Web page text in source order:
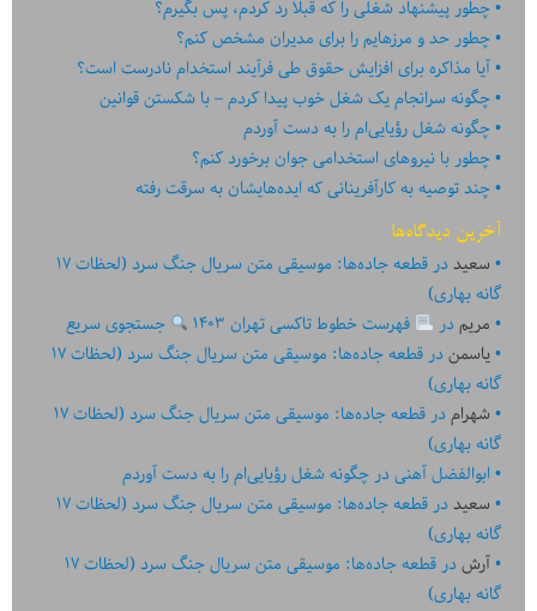
چطور پیشنهاد شغلی را که قبلا رد کردم، پس بگیرم؟
چطور حد و مرزهایم را برای مدیران مشخص کنم؟
آیا مذاکره برای افزایش حقوق طی فرآیند استخدام نادرست است؟
چگونه سرانجام یک شغل خوب پیدا کردم – با شکستن قوانین
چگونه شغل رؤیایی‌ام را به دست آوردم
چطور با نیروهای استخدامی جوان برخورد کنم؟
چند توصیه به کارآفرینانی که ایده‏‏‌‏‏‌هایشان به سرقت رفته
آخرین دیدگاه‌ها
سعیددر
قطعه جاده‌ها: موسیقی متن سریال جنگ سرد (لحظات ۱۷
گانه بهاری)
مریمدر فهرست خطوط تاکسی تهران ۱۴۰۳
جستجوی سریع
یاسمندر
قطعه جاده‌ها: موسیقی متن سریال جنگ سرد (لحظات ۱۷
گانه بهاری)
شهرامدر
قطعه جاده‌ها: موسیقی متن سریال جنگ سرد (لحظات ۱۷
گانه بهاری)
ابوالفضل آهنیدرچگونه شغل رؤیایی‌ام را به دست آوردم
سعیددر
قطعه جاده‌ها: موسیقی متن سریال جنگ سرد (لحظات ۱۷
گانه بهاری)
آرشدر
قطعه جاده‌ها: موسیقی متن سریال جنگ سرد (لحظات ۱۷
گانه بهاری)